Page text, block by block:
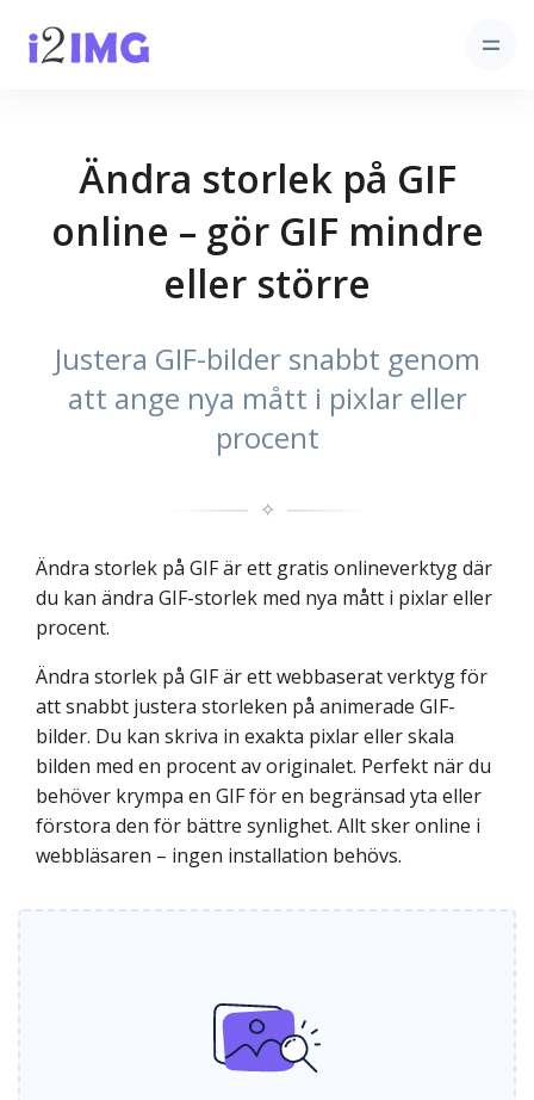
Ändra storlek på GIF
online – gör GIF mindre
eller större
Justera GIF-bilder snabbt genom
att ange nya mått i pixlar eller
procent
✧
Ändra storlek på GIF är ett gratis onlineverktyg där
du kan ändra GIF-storlek med nya mått i pixlar eller
procent.
Ändra storlek på GIF är ett webbaserat verktyg för
att snabbt justera storleken på animerade GIF-
bilder. Du kan skriva in exakta pixlar eller skala
bilden med en procent av originalet. Perfekt när du
behöver krympa en GIF för en begränsad yta eller
förstora den för bättre synlighet. Allt sker online i
webbläsaren – ingen installation behövs.